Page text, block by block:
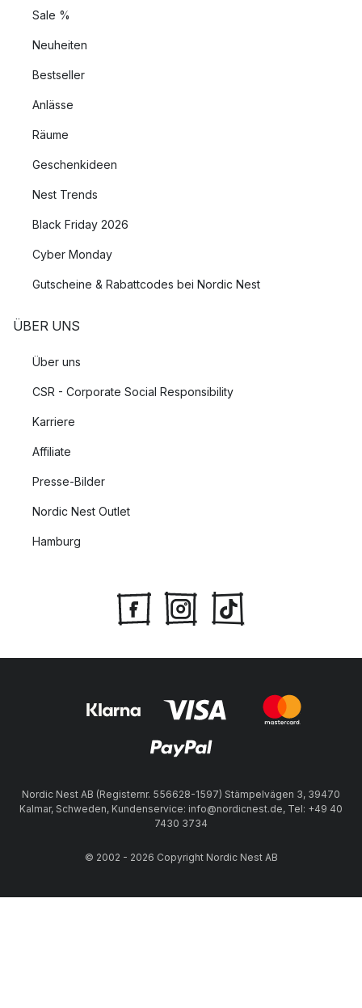
Sale %
Neuheiten
Bestseller
Anlässe
Räume
Geschenkideen
Nest Trends
Black Friday 2026
Cyber Monday
Gutscheine & Rabattcodes bei Nordic Nest
ÜBER UNS
Über uns
CSR - Corporate Social Responsibility
Karriere
Affiliate
Presse-Bilder
Nordic Nest Outlet
Hamburg
Nordic Nest AB (Registernr. 556628-1597) Stämpelvägen 3, 39470
Kalmar, Schweden, Kundenservice: info@nordicnest.de, Tel: +49 40
7430 3734
© 2002 - 2026 Copyright Nordic Nest AB